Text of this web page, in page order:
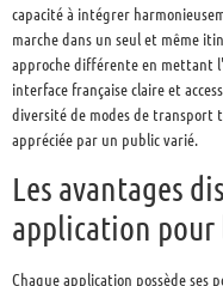
capacité à intégrer
marche dans un seul et même
approche différente en mettant
interface française claire et
diversité de modes de
appréciée par un public varié.
Les avantages
application pour
Chaque application possède ses